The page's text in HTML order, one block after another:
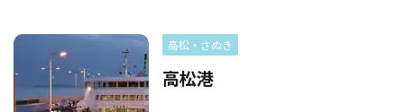
高松・さぬき
高松港